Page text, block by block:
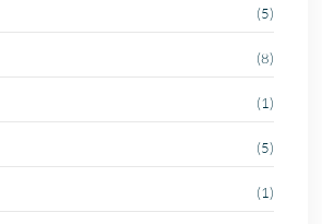
(5)
(8)
(1)
(5)
(1)